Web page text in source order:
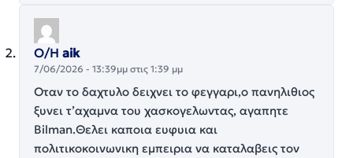
Ο/Η aik
7/06/2026 - 13:39μμ στις 1:39 μμ
Οταν το δαχτυλο δειχνει το φεγγαρι,ο πανηλιθιος
ξυνει τ’αχαμνα του χασκογελωντας, αγαπητε
Bilman.Θελει καποια ευφυια και
πολιτικοκοινωνικη εμπειρια να καταλαβεις τον